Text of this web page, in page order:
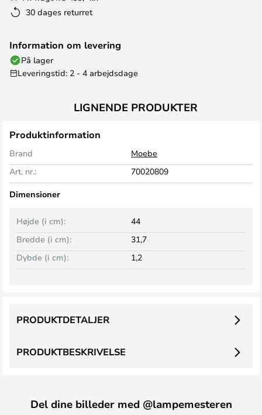
30 dages returret
Information om levering
På lager
Leveringstid: 2 - 4 arbejdsdage
LIGNENDE PRODUKTER
Produktinformation
Brand
Moebe
Art. nr.:
70020809
Dimensioner
Bredde (i cm): 31,7
Højde (i cm): 44
Dybde (i cm): 1,2
PRODUKTBESKRIVELSE
PRODUKTDETALJER
Del dine billeder med @lampemesteren